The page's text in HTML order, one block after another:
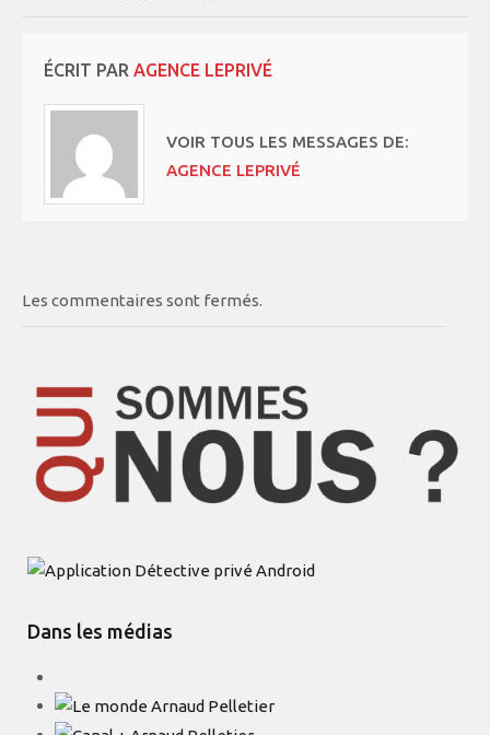
ÉCRIT PAR AGENCE LEPRIVÉ
VOIR TOUS LES MESSAGES DE:
AGENCE LEPRIVÉ
Les commentaires sont fermés.
Dans les médias